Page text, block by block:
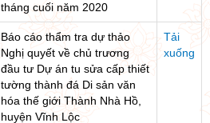
tháng cuối năm 2020
Báo cáo thẩm tra dự thảo
Nghị quyết về chủ trương
đầu tư Dự án tu sửa cấp thiết
tường thành đá Di sản văn
hóa thế giới Thành Nhà Hồ,
huyện Vĩnh Lộc
Tải
xuống